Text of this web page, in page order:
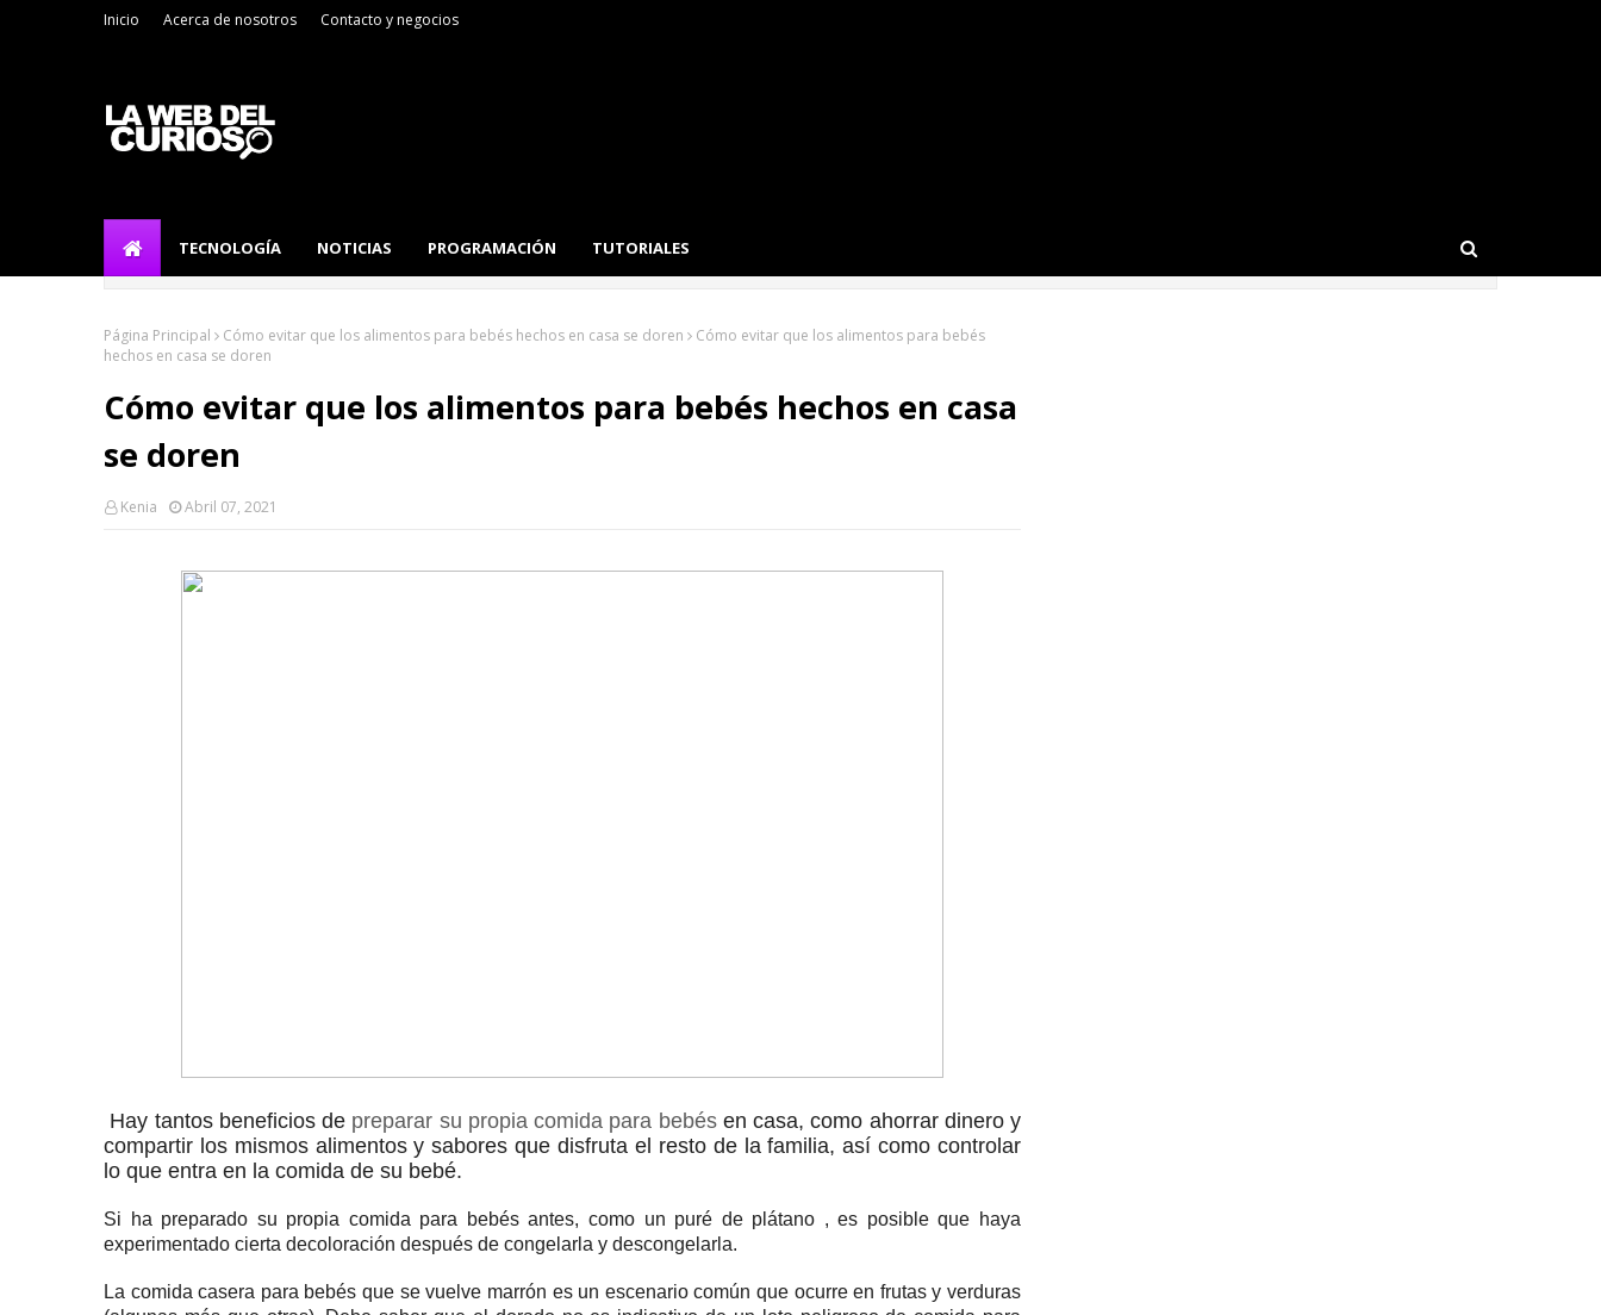
Inicio Acerca de nosotros Contacto y negocios
TECNOLOGÍA NOTICIAS PROGRAMACIÓN TUTORIALES
Página Principal Cómo evitar que los alimentos para bebés hechos en casa se doren
Cómo evitar que los alimentos para bebés
hechos en casa se doren
Cómo evitar que los alimentos para bebés hechos en casa
se doren
Kenia Abril 07, 2021
Hay tantos beneficios de preparar su propia comida para bebésen casa, como ahorrar dinero y
compartir los mismos alimentos y sabores que disfruta el resto de la familia, así como controlar
lo que entra en la comida de su bebé.
Si ha preparado su propia comida para bebés antes, como un puré de plátano , es posible que haya
experimentado cierta decoloración después de congelarla y descongelarla.
La comida casera para bebés que se vuelve marrón es un escenario común que ocurre en frutas y verduras